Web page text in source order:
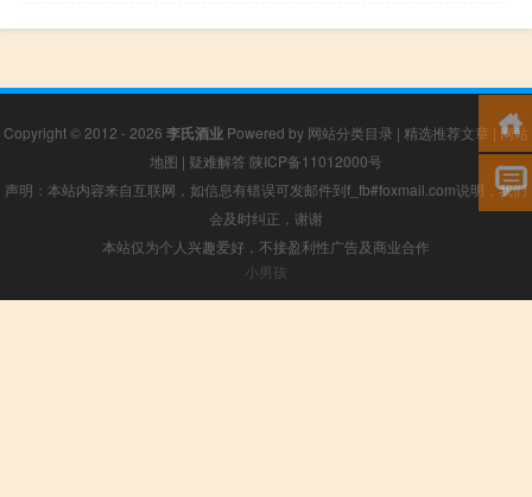
Copyright © 2012 - 2026 李氏酒业 Powered by 网站分类目录 | 精选推荐文章 | 网站
地图 | 疑难解答 陕ICP备11012000号
声明：本站内容来自互联网，如信息有错误可发邮件到f_fb#foxmail.com说明，我们
会及时纠正，谢谢
本站仅为个人兴趣爱好，不接盈利性广告及商业合作
小男孩